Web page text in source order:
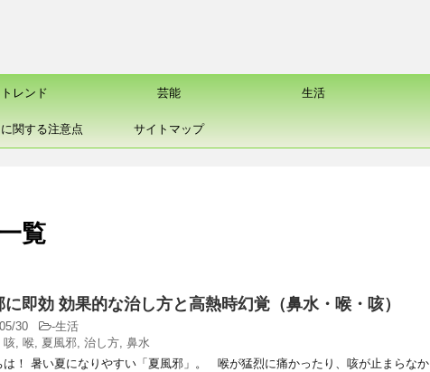
トレンド 芸能 生活
関する注意点 サイトマップ
覧
に即効 効果的な治し方と高熱時幻覚（鼻水・喉・咳）
30 -生活
咳, 喉, 夏風邪, 治し方, 鼻水
は！ 暑い夏になりやすい「夏風邪」。 喉が猛烈に痛かったり、咳が止まらなか